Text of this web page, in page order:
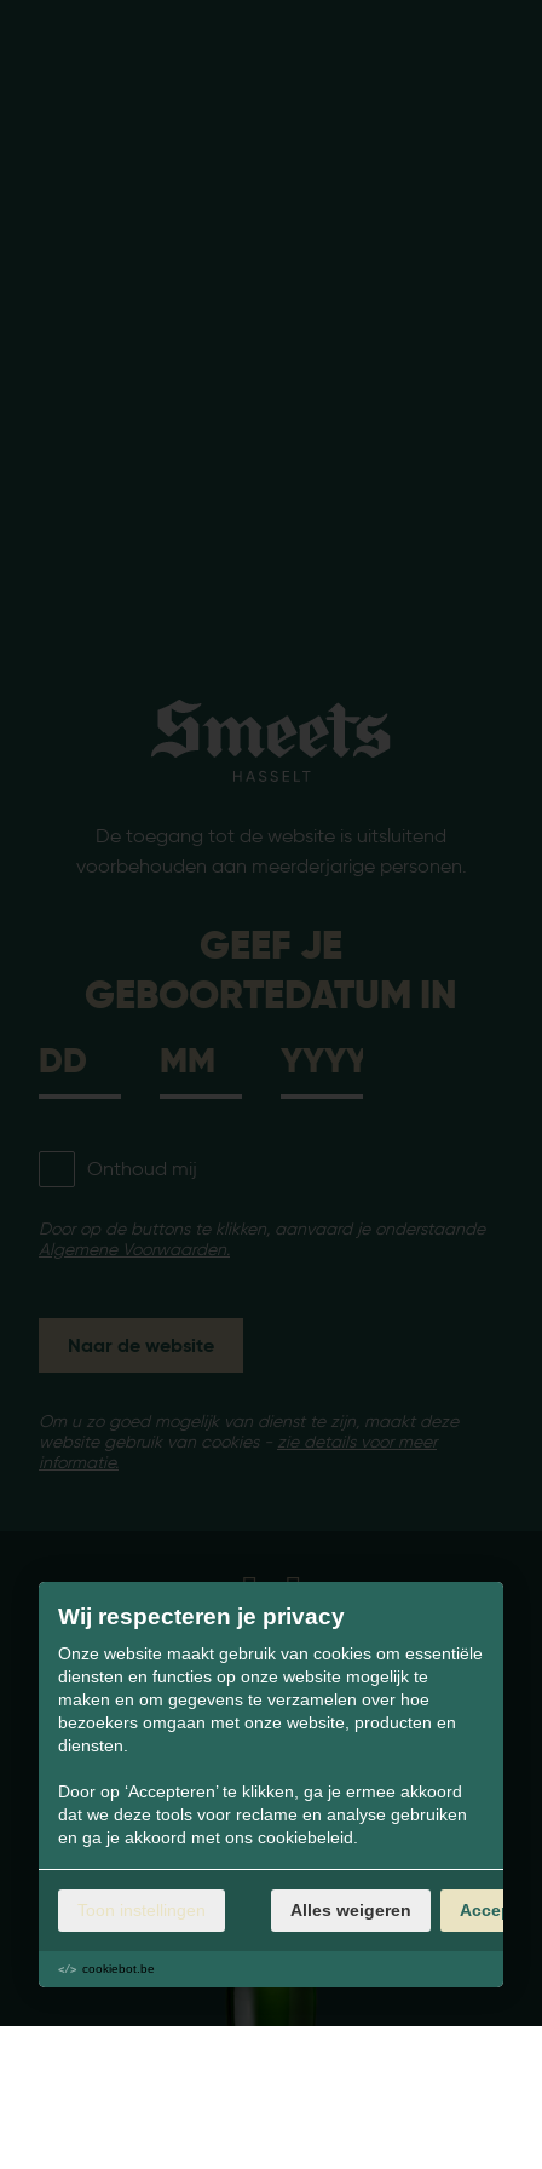
De toegang tot de website is uitsluitend
voorbehouden aan meerderjarige personen.
GEEF JE
GEBOORTEDATUM IN
Onthoud mij
Door op de buttons te klikken, aanvaard je onderstaande
Algemene Voorwaarden.
Naar de website
Om u zo goed mogelijk van dienst te zijn, maakt deze
website gebruik van cookies - zie details voor meer
informatie.
BLIJF
ONTDEKKEN.
Wij respecteren je privacy
Onze website maakt gebruik van cookies om essentiële
diensten en functies op onze website mogelijk te
maken en om gegevens te verzamelen over hoe
bezoekers omgaan met onze website, producten en
diensten.
Door op ‘Accepteren’ te klikken, ga je ermee akkoord
dat we deze tools voor reclame en analyse gebruiken
en ga je akkoord met ons cookiebeleid.
Toon instellingen Alles weigeren
cookiebot.be